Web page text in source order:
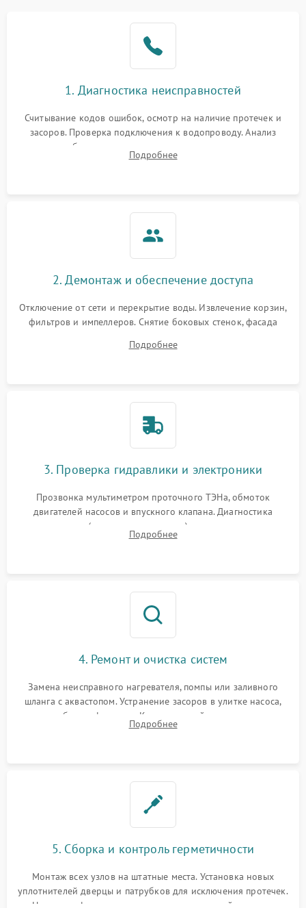
1700 ₽
циркуляционным насосом
2100 ₽ Подробнее →
1. Диагностика неисправностей
Считывание кодов ошибок, осмотр на наличие протечек и
засоров. Проверка подключения к водопроводу. Анализ
жалоб на отсутствие слива, нагрева, вращения
разбрызгивателей или срабатывание системы защиты
Подробнее
2. Демонтаж и обеспечение доступа
Отключение от сети и перекрытие воды. Извлечение корзин,
фильтров и импеллеров. Снятие боковых стенок, фасада
циркуляционному насосу, ТЭНу и сливной помпе.
Подробнее
3. Проверка гидравлики и электроники
Прозвонка мультиметром проточного ТЭНа, обмоток
двигателей насосов и впускного клапана. Диагностика
прессостата (датчика уровня воды), датчика мутности,
концевика дверцы и электронного модуля управления.
Подробнее
4. Ремонт и очистка систем
Замена неисправного нагревателя, помпы или заливного
шланга с аквастопом. Устранение засоров в улитке насоса,
патрубках и фильтрах. Компонентный ремонт платы
управления, восстановление поврежденной проводки.
Подробнее
5. Сборка и контроль герметичности
Монтаж всех узлов на штатные места. Установка новых
уплотнителей дверцы и патрубков для исключения протечек.
Надежная фиксация хомутов гидравлической системы,